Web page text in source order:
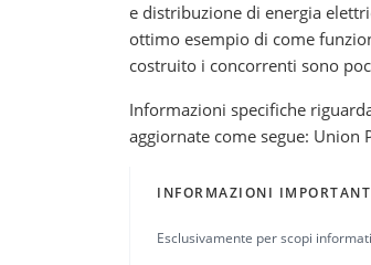
e distribuzione di energia
ottimo esempio di come
costruito i concorrenti sono
Informazioni specifiche
aggiornate come segue:
INFORMAZIONI
Esclusivamente per scopi